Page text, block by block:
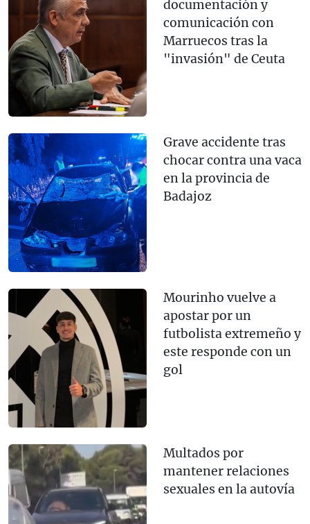
documentación y
comunicación con
Marruecos tras la
"invasión" de Ceuta
Grave accidente tras
chocar contra una vaca
en la provincia de
Badajoz
Mourinho vuelve a
apostar por un
futbolista extremeño y
este responde con un
gol
Multados por
mantener relaciones
sexuales en la autovía